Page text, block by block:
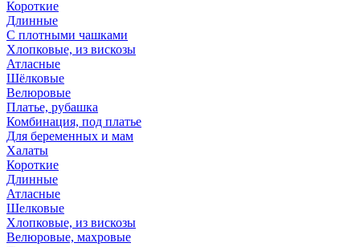
Короткие
Длинные
С плотными чашками
Хлопковые, из вискозы
Атласные
Шёлковые
Велюровые
Платье, рубашка
Комбинация, под платье
Для беременных и мам
Халаты
Короткие
Длинные
Атласные
Шелковые
Хлопковые, из вискозы
Велюровые, махровые